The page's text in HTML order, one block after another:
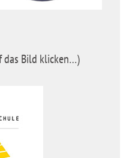
das Bild klicken…)